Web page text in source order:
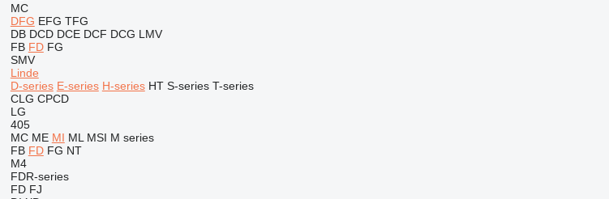
MC
DFG EFG TFG
DB DCD DCE DCF DCG LMV
FB FD FG
SMV
Linde
D-series E-series H-series HT S-series T-series
CLG CPCD
LG
405
MC ME MI ML MSI M series
FB FD FG NT
M4
FDR-series
FD FJ